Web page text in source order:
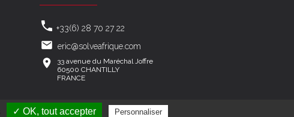
+33(6) 28 70 27 22
eric@solveafrique.com
33 avenue du Maréchal Joffre
60500 CHANTILLY
FRANCE
© 2026 Solve - Légal Gestion des cookies
✓ OK, tout accepter Personnaliser